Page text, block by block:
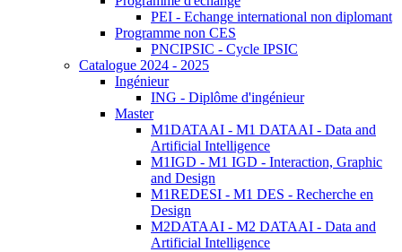
PEI - Echange international non diplomant
Programme non CES
PNCIPSIC - Cycle IPSIC
Catalogue 2024 - 2025
Ingénieur
ING - Diplôme d'ingénieur
Master
M1DATAAI - M1 DATAAI - Data and
Artificial Intelligence
M1IGD - M1 IGD - Interaction, Graphic
and Design
M1REDESI - M1 DES - Recherche en
Design
M2DATAAI - M2 DATAAI - Data and
Artificial Intelligence